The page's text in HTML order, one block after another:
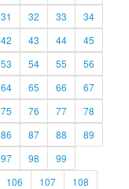
31 32 33
34
42 43 44
45
53 54 55
56
64 65 66
67
75 76 77
78
86 87 88
89
97 98
99
106 107
108